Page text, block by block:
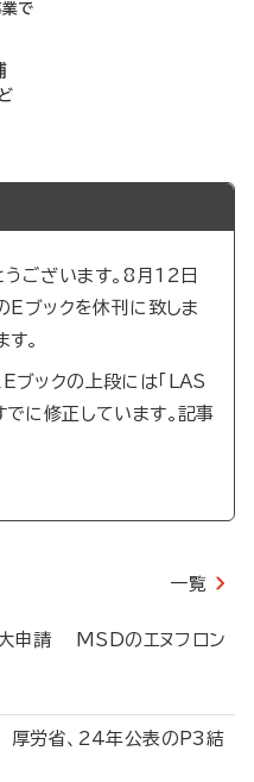
で
ございます。8月12日
Eブックを休刊に致しま
。
ックの上段には「LAS
でに修正しています。記事
一覧
申請 MSDのエヌフロン
労省、24年公表のP3結